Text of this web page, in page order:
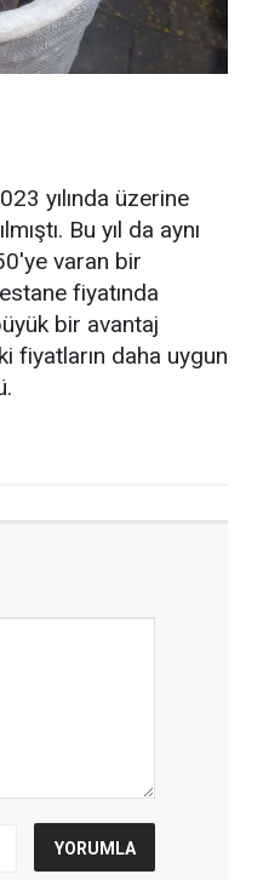
yılında üzerine
Bu yıl da aynı
varan bir
fiyatında
bir avantaj
fiyatların daha uygun